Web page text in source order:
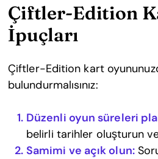
Çiftler-Edition
İpuçları
Çiftler-Edition kart
bulundurmalısınız:
Düzenli oyun süreleri
belirli tarihler oluşturun
Samimi ve açık olun: